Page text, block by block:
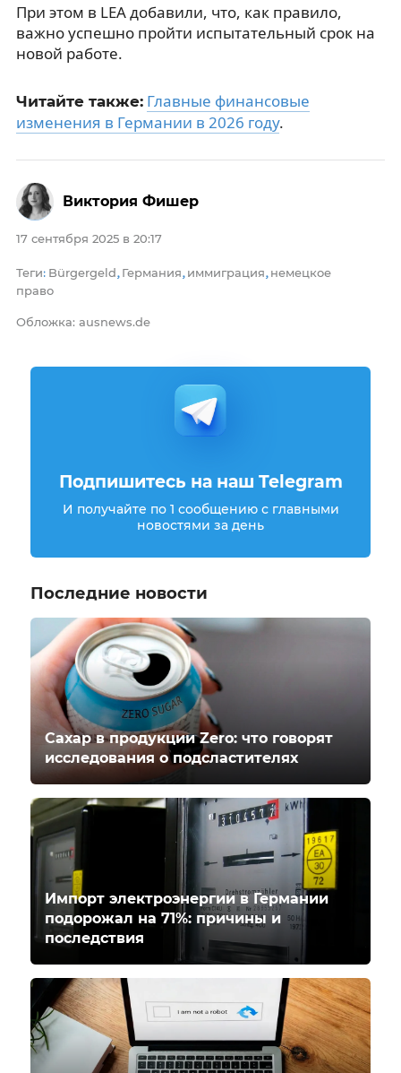
При этом в LEA добавили, что, как правило,
важно успешно пройти испытательный срок на
новой работе.
Читайте также: Главные финансовые
изменения в Германии в 2026 году.
17 сентября 2025 в 20:17
Теги: Bürgergeld, Германия, иммиграция, немецкое
право
Обложка: ausnews.de
Виктория Фишер
Подпишитесь на наш Telegram
И получайте по 1 сообщению с главными
новостями за день
Последние новости
Сахар в продукции Zero: что говорят
исследования о подсластителях
Импорт электроэнергии в Германии
подорожал на 71%: причины и
последствия